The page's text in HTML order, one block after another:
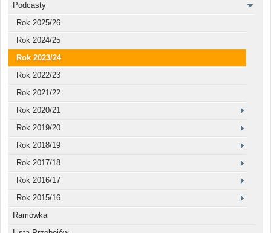
Podcasty
Rok 2025/26
Rok 2024/25
Rok 2023/24
Rok 2022/23
Rok 2021/22
Rok 2020/21
Rok 2019/20
Rok 2018/19
Rok 2017/18
Rok 2016/17
Rok 2015/16
Ramówka